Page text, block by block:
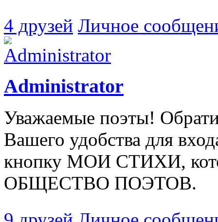
4 друзей Личное
Administrator
Уважаемые поэты!
Вашего удобства для
кнопку МОИ СТИХИ,
ОБЩЕСТВО ПОЭТОВ.